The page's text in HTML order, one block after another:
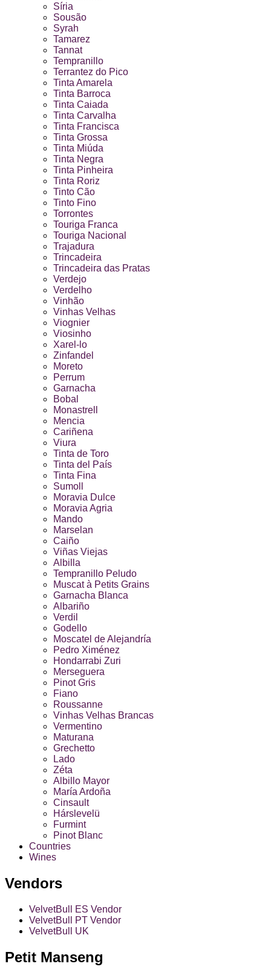
Síria
Sousão
Syrah
Tamarez
Tannat
Tempranillo
Terrantez do Pico
Tinta Amarela
Tinta Barroca
Tinta Caiada
Tinta Carvalha
Tinta Francisca
Tinta Grossa
Tinta Miúda
Tinta Negra
Tinta Pinheira
Tinta Roriz
Tinto Cão
Tinto Fino
Torrontes
Touriga Franca
Touriga Nacional
Trajadura
Trincadeira
Trincadeira das Pratas
Verdejo
Verdelho
Vinhão
Vinhas Velhas
Viognier
Viosinho
Xarel-lo
Zinfandel
Moreto
Perrum
Garnacha
Bobal
Monastrell
Mencia
Cariñena
Viura
Tinta de Toro
Tinta del País
Tinta Fina
Sumoll
Moravia Dulce
Moravia Agria
Mando
Marselan
Caiño
Viñas Viejas
Albilla
Tempranillo Peludo
Muscat à Petits Grains
Garnacha Blanca
Albariño
Verdil
Godello
Moscatel de Alejandría
Pedro Ximénez
Hondarrabi Zuri
Merseguera
Pinot Gris
Fiano
Roussanne
Vinhas Velhas Brancas
Vermentino
Maturana
Grechetto
Lado
Zéta
Albillo Mayor
María Ardoña
Cinsault
Hárslevelü
Furmint
Pinot Blanc
Countries
Wines
Vendors
VelvetBull ES Vendor
VelvetBull PT Vendor
VelvetBull UK
Petit Manseng